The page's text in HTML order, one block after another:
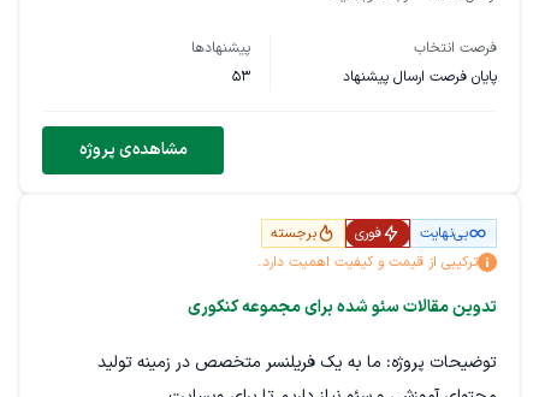
فرصت انتخاب
پایان فرصت ارسال پیشنهاد
پیشنهادها
53
مشاهده‌ی پروژه
ترکیبی از قیمت و کیفیت اهمیت دارد.
بی‌نهایت فوری برجسته
تدوین مقالات سئو شده برای مجموعه کنکوری
توضیحات پروژه: ما به یک فریلنسر متخصص در زمینه تولید